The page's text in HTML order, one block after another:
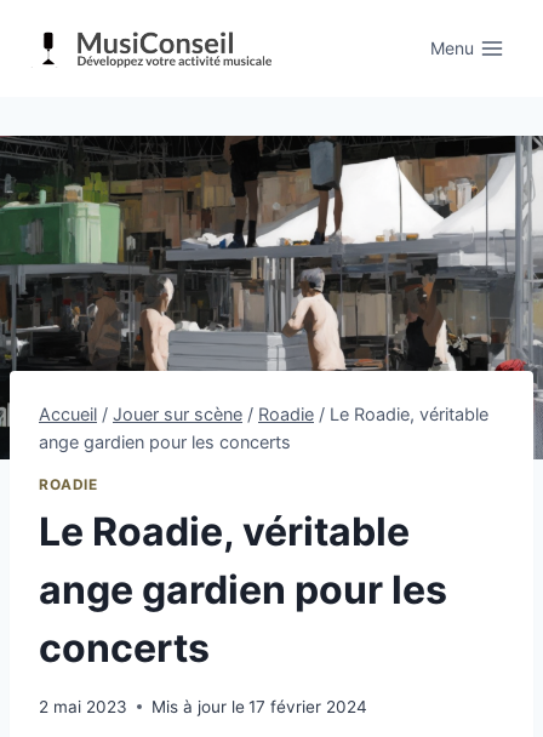
Menu
Accueil / Jouer sur scène / Roadie / Le Roadie, véritable
ange gardien pour les concerts
ROADIE
Le Roadie, véritable
ange gardien pour les
concerts
2 mai 2023 Mis à jour le17 février 2024